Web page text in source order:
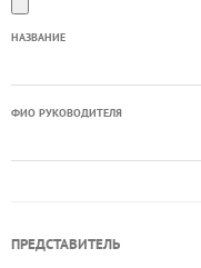
НАЗВАНИЕ
ФИО РУКОВОДИТЕЛЯ
ПРЕДСТАВИТЕЛЬ